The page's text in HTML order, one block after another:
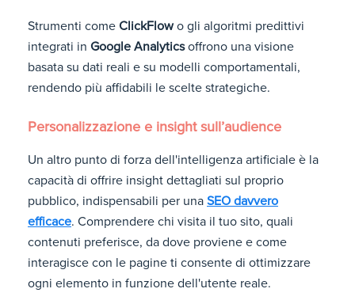
Strumenti come ClickFlowo gli algoritmi predittivi
integrati in Google Analyticsoffrono una visione
basata su dati reali e su modelli comportamentali,
rendendo più affidabili le scelte strategiche.
Personalizzazione e insight sull’audience
Un altro punto di forza dell'intelligenza artificiale è la
capacità di offrire insight dettagliati sul proprio
pubblico, indispensabili per una SEO davvero
efficace. Comprendere chi visita il tuo sito, quali
contenuti preferisce, da dove proviene e come
interagisce con le pagine ti consente di ottimizzare
ogni elemento in funzione dell'utente reale.